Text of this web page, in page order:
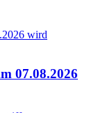
07.08.2026